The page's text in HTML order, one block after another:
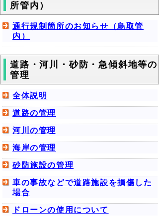
所管内）
通行規制箇所のお知らせ（鳥取管
内）
道路・河川・砂防・急傾斜地等の
管理
全体説明
道路の管理
河川の管理
海岸の管理
砂防施設の管理
車の事故などで道路施設を損傷した
場合
ドローンの使用について